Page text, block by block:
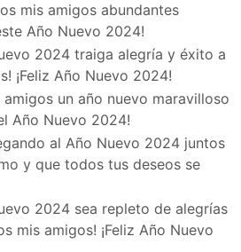
mis amigos abundantes
Año Nuevo 2024!
2024 traiga alegría y éxito a
¡Feliz Año Nuevo 2024!
amigos un año nuevo maravilloso
Año Nuevo 2024!
al Año Nuevo 2024 juntos
y que todos tus deseos se
2024 sea repleto de alegrías
mis amigos! ¡Feliz Año Nuevo